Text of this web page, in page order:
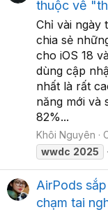
thuộc về
Chỉ vài ngày
chia sẻ
cho iOS 18
dùng cập
nhất là rất
năng mới và
82%...
Khôi Nguyên
wwdc 2025
AirPods
chạm tai